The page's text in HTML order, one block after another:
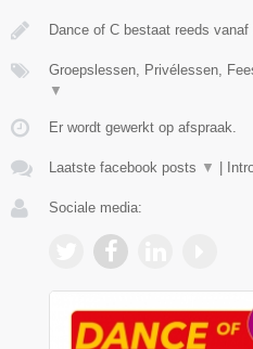
Dance of C bestaat reeds vanaf
Groepslessen, Privélessen,
▼
Er wordt gewerkt op afspraak.
Laatste facebook posts ▼ |
Sociale media: